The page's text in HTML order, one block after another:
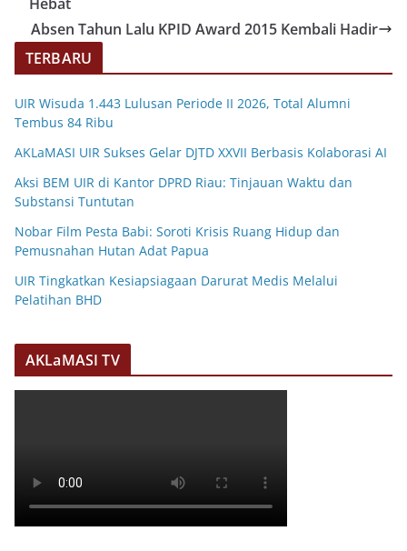
Absen Tahun Lalu KPID Award 2015 Kembali Hadir
TERBARU
UIR Wisuda 1.443 Lulusan Periode II 2026, Total Alumni
Tembus 84 Ribu
AKLaMASI UIR Sukses Gelar DJTD XXVII Berbasis Kolaborasi AI
Aksi BEM UIR di Kantor DPRD Riau: Tinjauan Waktu dan
Substansi Tuntutan
Nobar Film Pesta Babi: Soroti Krisis Ruang Hidup dan
Pemusnahan Hutan Adat Papua
UIR Tingkatkan Kesiapsiagaan Darurat Medis Melalui
Pelatihan BHD
AKLaMASI TV